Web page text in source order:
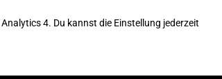
4. Du kannst die Einstellung jederzeit